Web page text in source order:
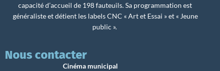
capacité d’accueil de 198 fauteuils. Sa programmation est
généraliste et détient les labels CNC « Art et Essai » et « Jeune
public ».
Nous contacter
Cinéma municipal